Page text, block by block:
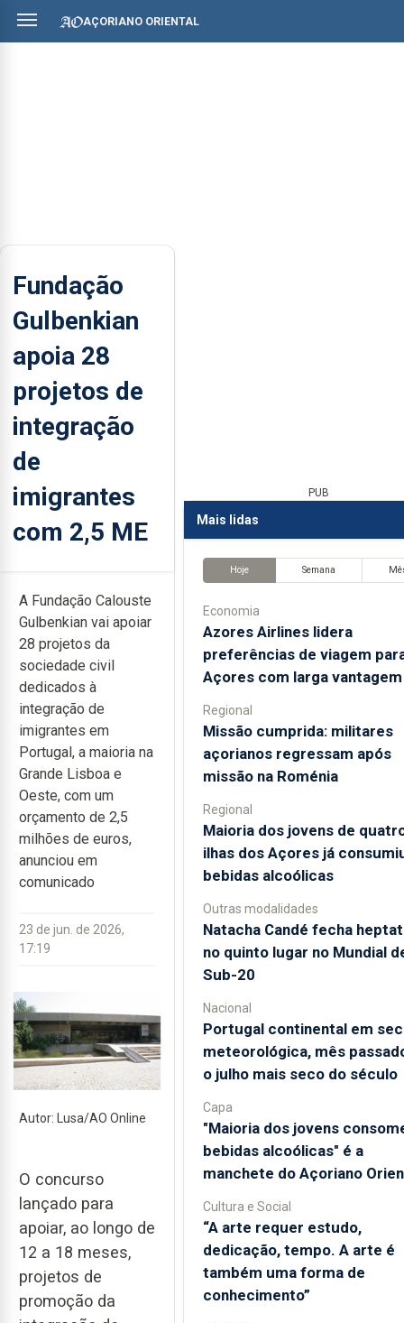
AÇORIANO ORIENTAL
Fundação
Gulbenkian
apoia 28
projetos de
integração
de
imigrantes
com 2,5 ME
A Fundação Calouste
Gulbenkian vai apoiar
28 projetos da
sociedade civil
dedicados à
integração de
imigrantes em
Portugal, a maioria na
Grande Lisboa e
Oeste, com um
orçamento de 2,5
milhões de euros,
anunciou em
comunicado
23 de jun. de 2026,
17:19
Autor: Lusa/AO Online
O concurso
lançado para
apoiar, ao longo de
12 a 18 meses,
projetos de
promoção da
PUB
Mais lidas
Hoje Semana
Economia
Azores Airlines lidera
preferências de viagem
Açores com larga vantagem
Regional
Missão cumprida: militares
açorianos regressam após
missão na Roménia
Regional
Maioria dos jovens de
ilhas dos Açores já
bebidas alcoólicas
Outras modalidades
Natacha Candé fecha
no quinto lugar no Mundial
Sub-20
Nacional
Portugal continental em
meteorológica, mês
o julho mais seco do século
Capa
"Maioria dos jovens
bebidas alcoólicas" é a
manchete do Açoriano
Cultura e Social
“A arte requer estudo,
dedicação, tempo. A arte é
também uma forma de
conhecimento”